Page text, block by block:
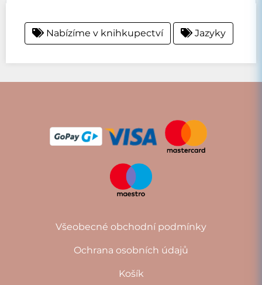
Nabízíme v knihkupectví Jazyky
Všeobecné obchodní podmínky
Ochrana osobních údajů
Košík